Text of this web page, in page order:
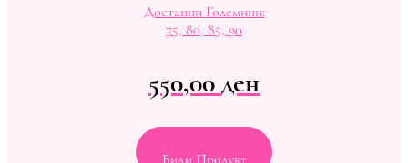
Достапни Големини:
75, 80, 85, 90
550,00ден
Види Продукт